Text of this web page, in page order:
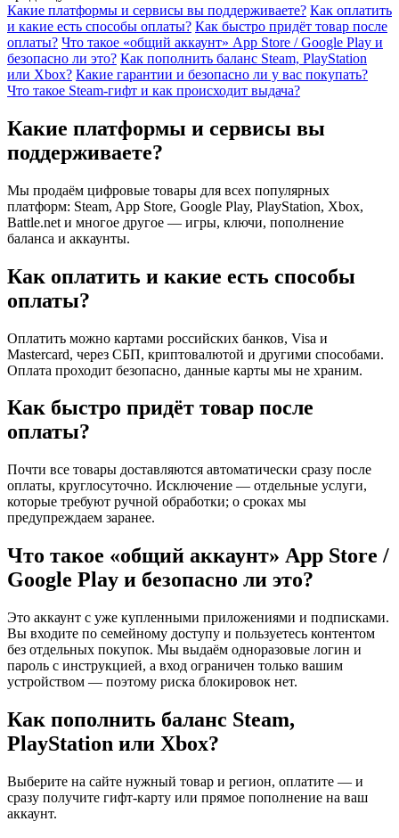
Какие платформы и сервисы вы поддерживаете? Как оплатить
и какие есть способы оплаты? Как быстро придёт товар после
оплаты? Что такое «общий аккаунт» App Store / Google Play и
безопасно ли это? Как пополнить баланс Steam, PlayStation
или Xbox? Какие гарантии и безопасно ли у вас покупать?
Что такое Steam-гифт и как происходит выдача?
Какие платформы и сервисы вы
поддерживаете?
Мы продаём цифровые товары для всех популярных
платформ: Steam, App Store, Google Play, PlayStation, Xbox,
Battle.net и многое другое — игры, ключи, пополнение
баланса и аккаунты.
Как оплатить и какие есть способы
оплаты?
Оплатить можно картами российских банков, Visa и
Mastercard, через СБП, криптовалютой и другими способами.
Оплата проходит безопасно, данные карты мы не храним.
Как быстро придёт товар после
оплаты?
Почти все товары доставляются автоматически сразу после
оплаты, круглосуточно. Исключение — отдельные услуги,
которые требуют ручной обработки; о сроках мы
предупреждаем заранее.
Что такое «общий аккаунт» App Store /
Google Play и безопасно ли это?
Это аккаунт с уже купленными приложениями и подписками.
Вы входите по семейному доступу и пользуетесь контентом
без отдельных покупок. Мы выдаём одноразовые логин и
пароль с инструкцией, а вход ограничен только вашим
устройством — поэтому риска блокировок нет.
Как пополнить баланс Steam,
PlayStation или Xbox?
Выберите на сайте нужный товар и регион, оплатите — и
сразу получите гифт-карту или прямое пополнение на ваш
аккаунт.